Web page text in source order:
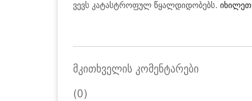
ვევს კა­ტას­ტრო­ფულ წყალ­დი­დო­ბებს.
მკითხველის კომენტარები
(0)